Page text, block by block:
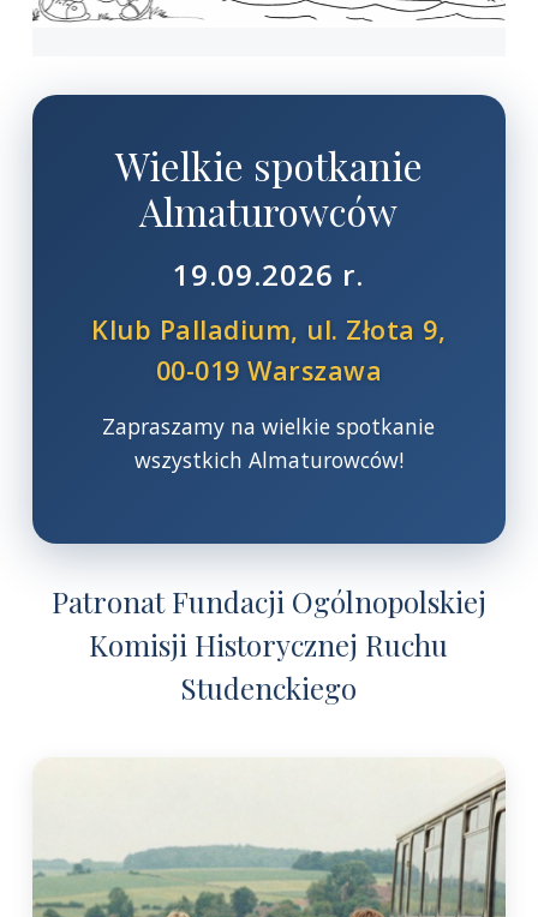
Wielkie spotkanie
Almaturowców
19.09.2026 r.
Klub Palladium, ul. Złota 9,
00-019 Warszawa
Zapraszamy na wielkie spotkanie
wszystkich Almaturowców!
Patronat Fundacji Ogólnopolskiej
Komisji Historycznej Ruchu
Studenckiego